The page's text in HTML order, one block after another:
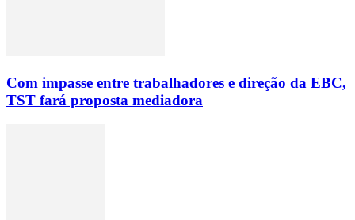
Com impasse entre trabalhadores e direção da EBC,
TST fará proposta mediadora